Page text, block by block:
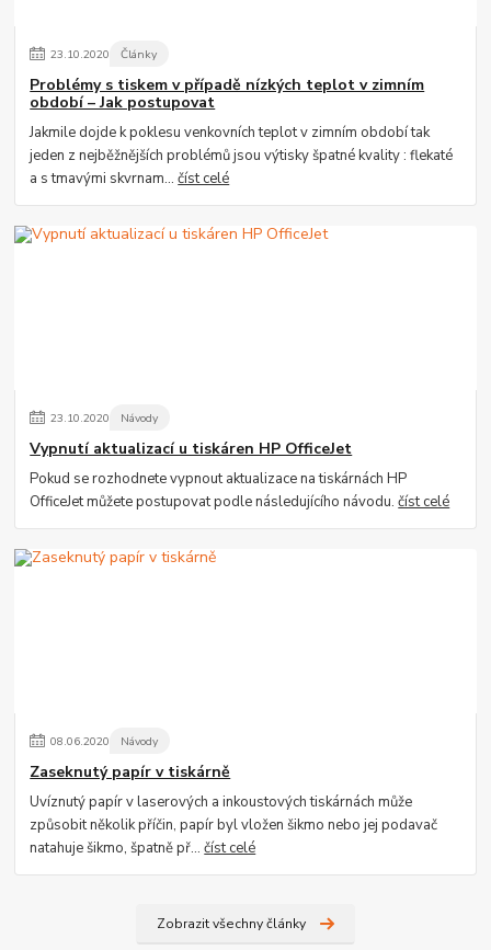
23.10.2020 Články
Problémy s tiskem v případě nízkých teplot v zimním
období – Jak postupovat
Jakmile dojde k poklesu venkovních teplot v zimním období tak
jeden z nejběžnějších problémů jsou výtisky špatné kvality : flekaté
a s tmavými skvrnam...číst celé
23.10.2020 Návody
Vypnutí aktualizací u tiskáren HP OfficeJet
Pokud se rozhodnete vypnout aktualizace na tiskárnách HP
OfficeJet můžete postupovat podle následujícího návodu.číst celé
08.06.2020 Návody
Zaseknutý papír v tiskárně
Uvíznutý papír v laserových a inkoustových tiskárnách může
způsobit několik příčin, papír byl vložen šikmo nebo jej podavač
natahuje šikmo, špatně př...číst celé
Zobrazit všechny články